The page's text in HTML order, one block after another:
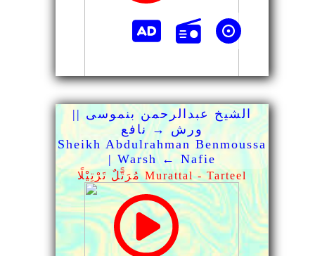
الشيخ عبدالرحمن بنموسى ||
ورش → نافع
Sheikh Abdulrahman Benmoussa
| Warsh ← Nafie
مُرَتًّلٌ تَرْتِيْلًا Murattal - Tarteel